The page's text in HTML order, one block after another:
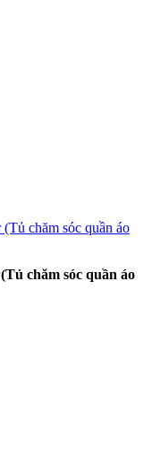
chăm sóc quần áo